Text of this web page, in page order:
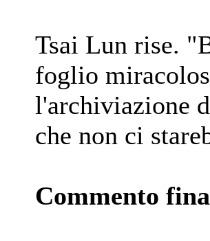
Tsai Lun rise.
foglio
l'archiviazione
che non ci
Commento